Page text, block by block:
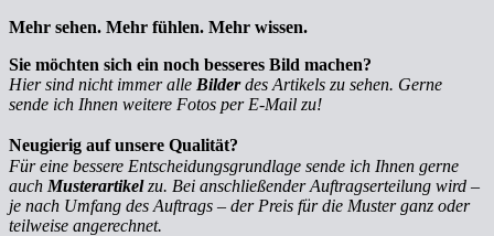
Mehr sehen. Mehr fühlen. Mehr wissen.
Sie möchten sich ein noch besseres Bild machen?
Hier sind nicht immer alle Bilderdes Artikels zu sehen. Gerne
sende ich Ihnen weitere Fotos per E-Mail zu!
Neugierig auf unsere Qualität?
Für eine bessere Entscheidungsgrundlage sende ich Ihnen gerne
auch Musterartikelzu. Bei anschließender Auftragserteilung wird –
je nach Umfang des Auftrags – der Preis für die Muster ganz oder
teilweise angerechnet.